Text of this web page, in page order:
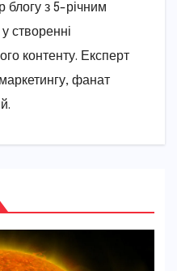
блогу з 5-річним
створенні
контенту. Експерт
фанат